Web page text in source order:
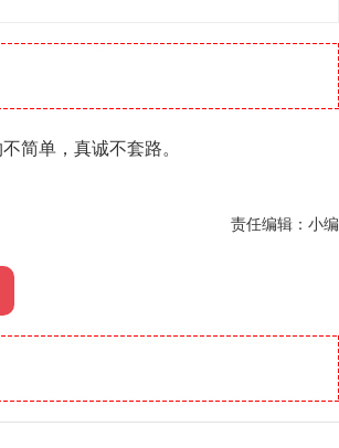
简单，真诚不套路。
责任编辑：小编